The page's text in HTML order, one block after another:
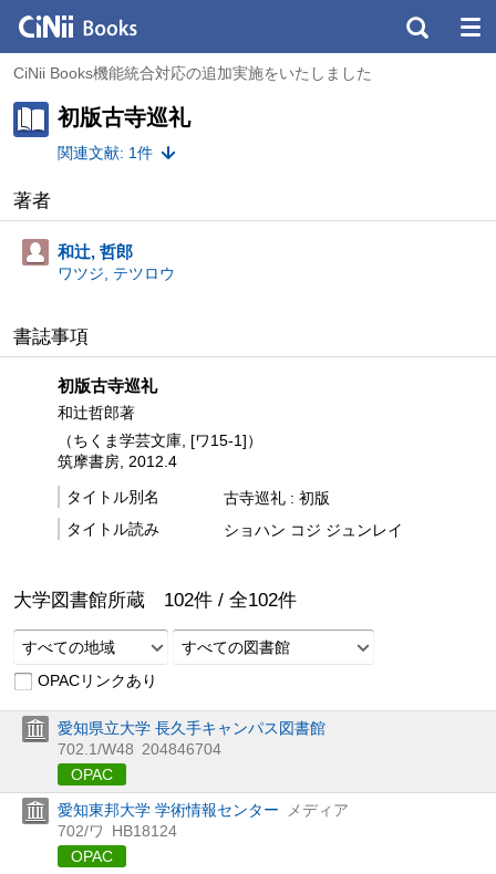
CiNii Books機能統合対応の追加実施をいたしました
初版古寺巡礼
関連文献: 1件
著者
和辻, 哲郎
ワツジ, テツロウ
書誌事項
初版古寺巡礼
和辻哲郎著
（ちくま学芸文庫, [ワ15-1]）
筑摩書房, 2012.4
タイトル別名
古寺巡礼 : 初版
タイトル読み
ショハン コジ ジュンレイ
大学図書館所蔵 102件 / 全102件
すべての地域
すべての図書館
OPACリンクあり
愛知県立大学 長久手キャンパス図書館
702.1/W48 204846704
OPAC
愛知東邦大学 学術情報センター
メディア
702/ワ
HB18124
OPAC